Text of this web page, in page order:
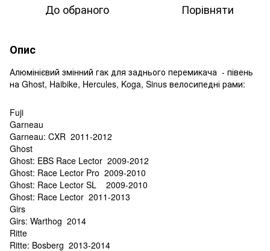
До обраного Порівняти
Опис
Алюмінієвий змінний гак для заднього перемикача - півень
на Ghost, Haibike, Hercules, Koga, Sinus велосипедні рами:
Fuji
Garneau
Garneau: CXR 2011-2012
Ghost
Ghost: EBS Race Lector 2009-2012
Ghost: Race Lector Pro 2009-2010
Ghost: Race Lector SL 2009-2010
Ghost: Race Lector 2011-2013
Girs
Girs: Warthog 2014
Ritte
Ritte: Bosberg 2013-2014